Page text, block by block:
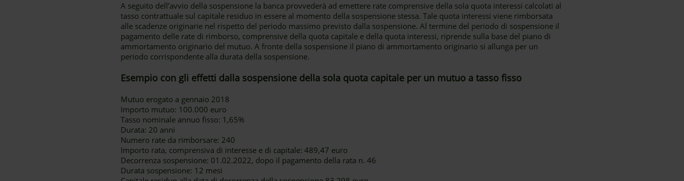
A seguito dell’avvio della sospensione la banca provvederà ad emettere rate comprensive della sola quota interessi calcolati al
tasso contrattuale sul capitale residuo in essere al momento della sospensione stessa. Tale quota interessi viene rimborsata
alle scadenze originarie nel rispetto del periodo massimo previsto dalla sospensione. Al termine del periodo di sospensione il
pagamento delle rate di rimborso, comprensive della quota capitale e della quota interessi, riprende sulla base del piano di
ammortamento originario del mutuo. A fronte della sospensione il piano di ammortamento originario si allunga per un
periodo corrispondente alla durata della sospensione.
Esempio con gli effetti dalla sospensione della sola quota capitale per un mutuo a tasso fisso
Mutuo erogato a gennaio 2018
Importo mutuo: 100.000 euro
Tasso nominale annuo fisso: 1,65%
Durata: 20 anni
Numero rate da rimborsare: 240
Importo rata, comprensiva di interesse e di capitale: 489,47 euro
Decorrenza sospensione: 01.02.2022, dopo il pagamento della rata n. 46
Durata sospensione: 12 mesi